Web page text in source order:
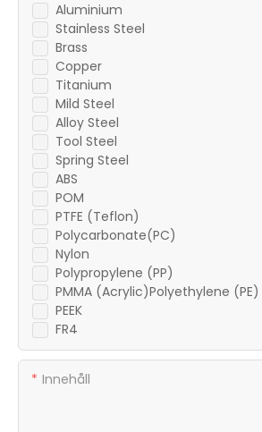
Aluminium
Stainless Steel
Brass
Copper
Titanium
Mild Steel
Alloy Steel
Tool Steel
Spring Steel
ABS
POM
PTFE (Teflon)
Polycarbonate(PC)
Nylon
Polypropylene (PP)
PMMA (Acrylic)Polyethylene (PE)
PEEK
FR4
Innehåll